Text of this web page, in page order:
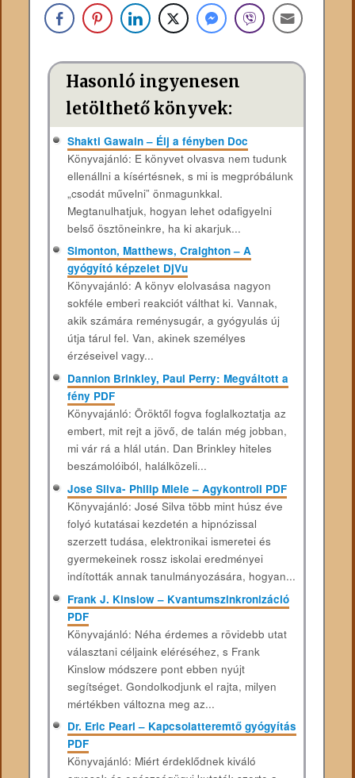
Hasonló ingyenesen
letölthető könyvek:
Shakti Gawain – Élj a fényben Doc
Könyvajánló: E könyvet olvasva nem tudunk
ellenállni a kísértésnek, s mi is megpróbálunk
„csodát művelni” önmagunkkal.
Megtanulhatjuk, hogyan lehet odafigyelni
belső ösztöneinkre, ha ki akarjuk...
Simonton, Matthews, Craighton – A
gyógyító képzelet DjVu
Könyvajánló: A könyv elolvasása nagyon
sokféle emberi reakciót válthat ki. Vannak,
akik számára reménysugár, a gyógyulás új
útja tárul fel. Van, akinek személyes
érzéseivel vagy...
Dannion Brinkley, Paul Perry: Megváltott a
fény PDF
Könyvajánló: Öröktől fogva foglalkoztatja az
embert, mit rejt a jövő, de talán még jobban,
mi vár rá a hlál után. Dan Brinkley hiteles
beszámolóiból, halálközeli...
Jose Silva- Philip Miele – Agykontroll PDF
Könyvajánló: José Silva több mint húsz éve
folyó kutatásai kezdetén a hipnózissal
szerzett tudása, elektronikai ismeretei és
gyermekeinek rossz iskolai eredményei
indították annak tanulmányozására, hogyan...
Frank J. Kinslow – Kvantumszinkronizáció
PDF
Könyvajánló: Néha érdemes a rövidebb utat
választani céljaink eléréséhez, s Frank
Kinslow módszere pont ebben nyújt
segítséget. Gondolkodjunk el rajta, milyen
mértékben változna meg az...
Dr. Eric Pearl – Kapcsolatteremtő gyógyítás
PDF
Könyvajánló: Miért érdeklődnek kiváló